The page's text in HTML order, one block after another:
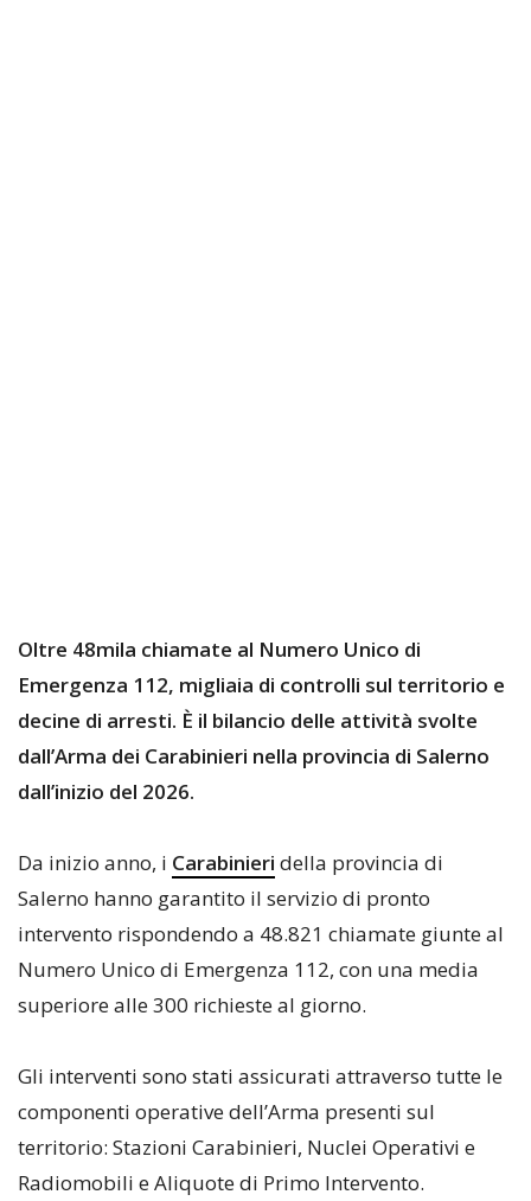
Oltre 48mila chiamate al Numero Unico di
Emergenza 112, migliaia di controlli sul territorio e
decine di arresti. È il bilancio delle attività svolte
dall’Arma dei Carabinieri nella provincia di Salerno
dall’inizio del 2026.
Da inizio anno, i Carabinieri della provincia di
Salerno hanno garantito il servizio di pronto
intervento rispondendo a 48.821 chiamate giunte al
Numero Unico di Emergenza 112, con una media
superiore alle 300 richieste al giorno.
Gli interventi sono stati assicurati attraverso tutte le
componenti operative dell’Arma presenti sul
territorio: Stazioni Carabinieri, Nuclei Operativi e
Radiomobili e Aliquote di Primo Intervento.